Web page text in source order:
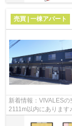
売買 | 一棟アパート
新着情報：VIVALES
2111m以内にありま
この立地であれば投資